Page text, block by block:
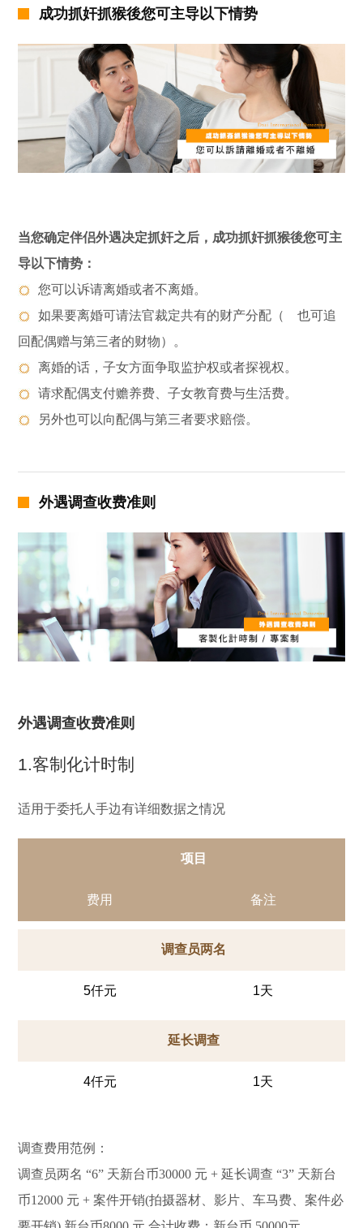
成功抓奸抓猴後您可主导以下情势
当您确定伴侣外遇决定抓奸之后，成功抓奸抓猴後您可主
导以下情势：
您可以诉请离婚或者不离婚。
如果要离婚可请法官裁定共有的财产分配（ 也可追
回配偶赠与第三者的财物）。
离婚的话，子女方面争取监护权或者探视权。
请求配偶支付赡养费、子女教育费与生活费。
另外也可以向配偶与第三者要求赔偿。
外遇调查收费准则
外遇调查收费准则
1.客制化计时制
适用于委托人手边有详细数据之情况
项目
费用 备注
调查员两名
5仟元 1天
延长调查
4仟元 1天
调查费用范例：
调查员两名 “6” 天新台币30000 元 + 延长调查 “3” 天新台
币12000 元 + 案件开销(拍摄器材、影片、车马费、案件必